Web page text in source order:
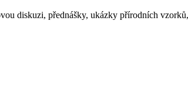
diskuzi, přednášky, ukázky přírodních